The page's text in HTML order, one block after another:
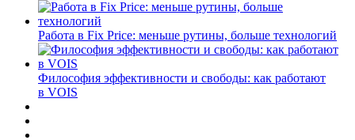
Работа в Fix Price: меньше рутины, больше технологий
Философия эффективности и свободы: как работают
в VOIS